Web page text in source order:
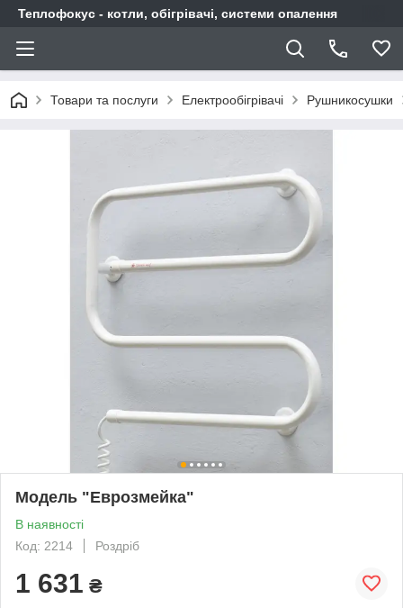
Теплофокус - котли, обігрівачі, системи опалення
Товари та послуги Електрообігрівачі Рушникосушки
Модель "Еврозмейка"
В наявності
Код: 2214
Роздріб
1 631 ₴